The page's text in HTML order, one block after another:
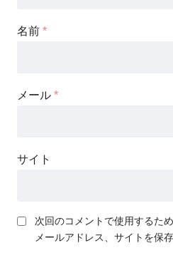
名前 *
メール *
サイト
次回のコメントで使用するた
メールアドレス、サイトを保存